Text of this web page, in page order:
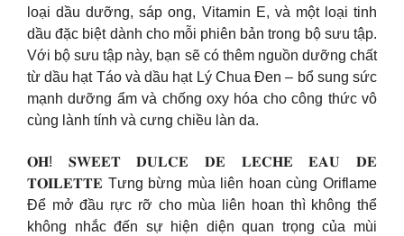
loại dầu dưỡng, sáp ong, Vitamin E, và một loại tinh
dầu đặc biệt dành cho mỗi phiên bản trong bộ sưu tập.
Với bộ sưu tập này, bạn sẽ có thêm nguồn dưỡng chất
từ dầu hạt Táo và dầu hạt Lý Chua Đen – bổ sung sức
mạnh dưỡng ẩm và chống oxy hóa cho công thức vô
cùng lành tính và cưng chiều làn da.
𝐎𝐇! 𝐒𝐖𝐄𝐄𝐓 𝐃𝐔𝐋𝐂𝐄 𝐃𝐄 𝐋𝐄𝐂𝐇𝐄 𝐄𝐀𝐔 𝐃𝐄
𝐓𝐎𝐈𝐋𝐄𝐓𝐓𝐄 Tưng bừng mùa liên hoan cùng Oriflame
Để mở đầu rực rỡ cho mùa liên hoan thì không thể
không nhắc đến sự hiện diện quan trọng của mùi